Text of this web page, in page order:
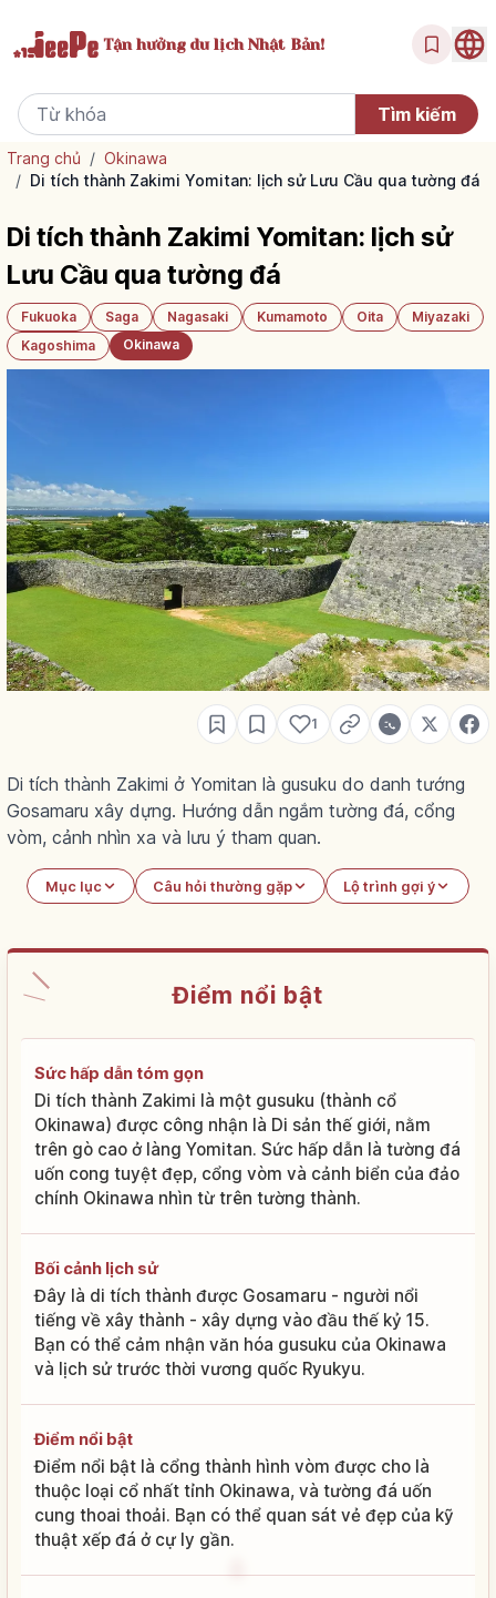
Tận hưởngdu lịch Nhật Bản!
Trang chủ / Okinawa
/ Di tích thành Zakimi Yomitan: lịch sử Lưu Cầu qua tường đá
Di tích thành Zakimi Yomitan: lịch sử
Lưu Cầu qua tường đá
Fukuoka Saga Nagasaki Kumamoto Oita
Miyazaki
Kagoshima
Okinawa
1
Di tích thành Zakimi ở Yomitan là gusuku do danh tướng
Gosamaru xây dựng. Hướng dẫn ngắm tường đá, cổng
vòm, cảnh nhìn xa và lưu ý tham quan.
Mục lục Câu hỏi thường gặp Lộ trình gợi ý
Điểm nổi bật
Sức hấp dẫn tóm gọn
Di tích thành Zakimi là một gusuku (thành cổ
Okinawa) được công nhận là Di sản thế giới, nằm
trên gò cao ở làng Yomitan. Sức hấp dẫn là tường đá
uốn cong tuyệt đẹp, cổng vòm và cảnh biển của đảo
chính Okinawa nhìn từ trên tường thành.
Bối cảnh lịch sử
Đây là di tích thành được Gosamaru - người nổi
tiếng về xây thành - xây dựng vào đầu thế kỷ 15.
Bạn có thể cảm nhận văn hóa gusuku của Okinawa
và lịch sử trước thời vương quốc Ryukyu.
Điểm nổi bật
Điểm nổi bật là cổng thành hình vòm được cho là
thuộc loại cổ nhất tỉnh Okinawa, và tường đá uốn
cung thoai thoải. Bạn có thể quan sát vẻ đẹp của kỹ
thuật xếp đá ở cự ly gần.